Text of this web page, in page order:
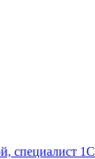
специалист 1С